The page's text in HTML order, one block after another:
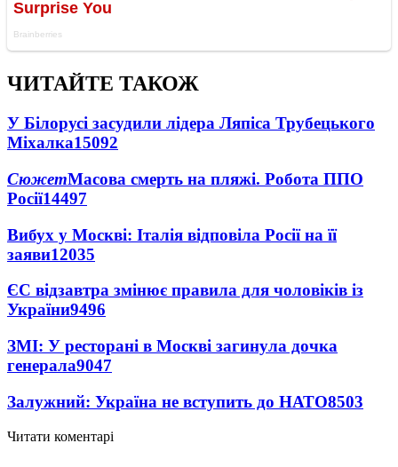
ЧИТАЙТЕ ТАКОЖ
У Білорусі засудили лідера Ляпіса Трубецького
Міхалка15092
СюжетМасова смерть на пляжі. Робота ППО
Росії14497
Вибух у Москві: Італія відповіла Росії на її
заяви12035
ЄС відзавтра змінює правила для чоловіків із
України9496
ЗМІ: У ресторані в Москві загинула дочка
генерала9047
Залужний: Україна не вступить до НАТО8503
Читати коментарі